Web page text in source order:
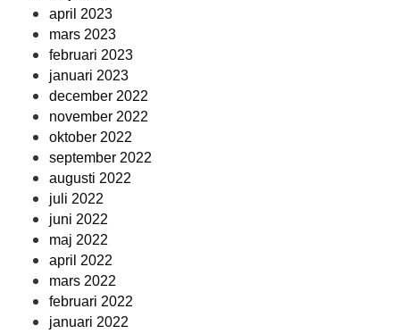
april 2023
mars 2023
februari 2023
januari 2023
december 2022
november 2022
oktober 2022
september 2022
augusti 2022
juli 2022
juni 2022
maj 2022
april 2022
mars 2022
februari 2022
januari 2022